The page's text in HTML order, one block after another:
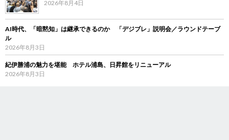
2026年8月4日
AI時代、「暗黙知」は継承できるのか 「デジブレ」説明会／ラウンドテーブ
ル
2026年8月3日
紀伊勝浦の魅力を堪能 ホテル浦島、日昇館をリニューアル
2026年8月3日